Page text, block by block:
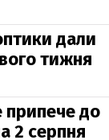
дали
тижня
припече до
2 серпня